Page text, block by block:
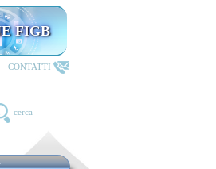
FIGB
CONTATTI
cerca